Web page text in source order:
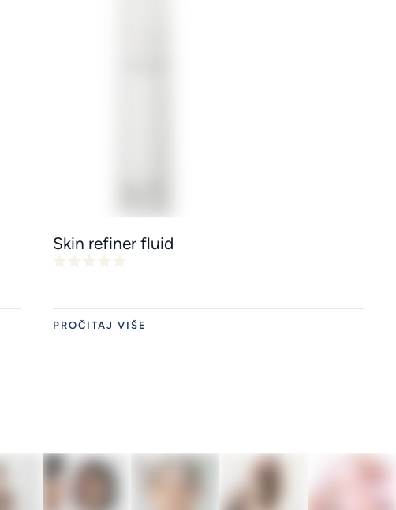
Skin refiner fluid
PROČITAJ VIŠE